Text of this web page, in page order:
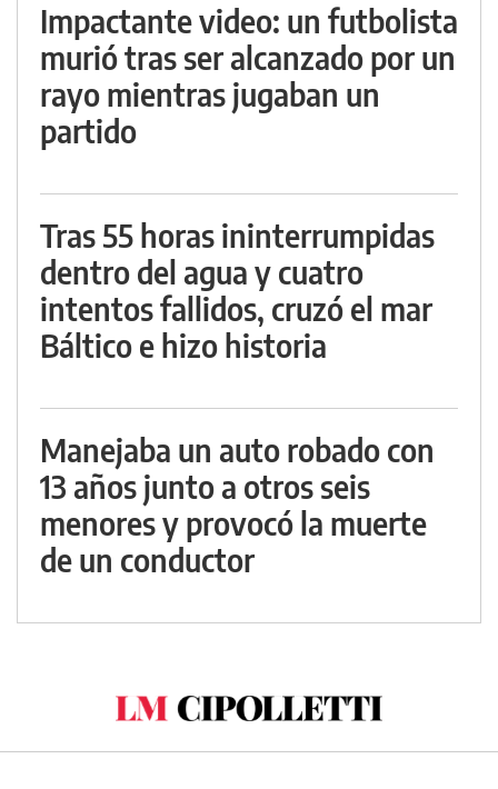
Impactante video: un futbolista
murió tras ser alcanzado por un
rayo mientras jugaban un
partido
Tras 55 horas ininterrumpidas
dentro del agua y cuatro
intentos fallidos, cruzó el mar
Báltico e hizo historia
Manejaba un auto robado con
13 años junto a otros seis
menores y provocó la muerte
de un conductor